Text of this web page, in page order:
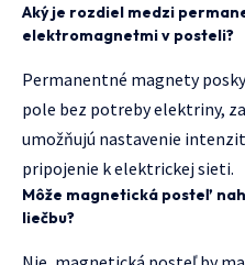
Aký je rozdiel medzi
elektromagnetmi v posteli?
Permanentné magnety
pole bez potreby elektriny,
umožňujú nastavenie
pripojenie k elektrickej sieti.
Môže magnetická posteľ
liečbu?